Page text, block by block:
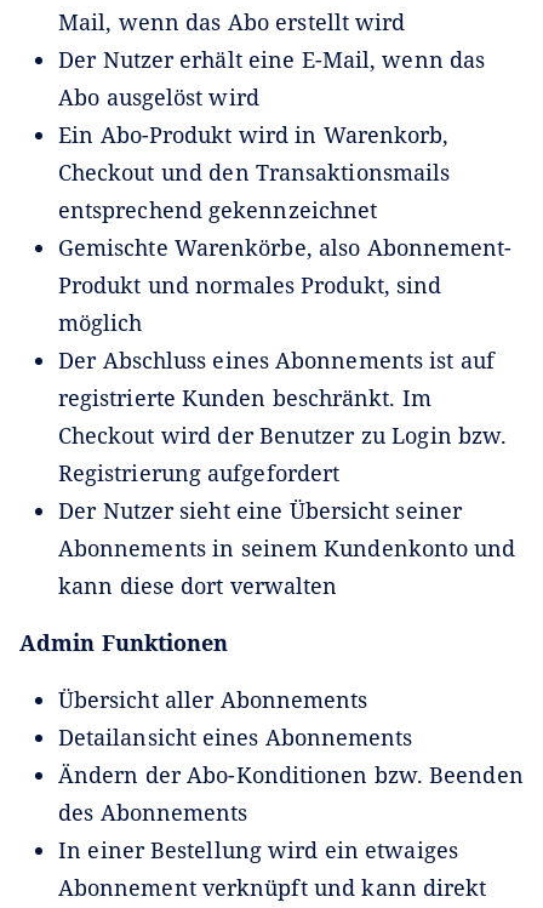
Mail, wenn das Abo erstellt wird
Der Nutzer erhält eine E-Mail, wenn das
Abo ausgelöst wird
Ein Abo-Produkt wird in Warenkorb,
Checkout und den Transaktionsmails
entsprechend gekennzeichnet
Gemischte Warenkörbe, also Abonnement-
Produkt und normales Produkt, sind
möglich
Der Abschluss eines Abonnements ist auf
registrierte Kunden beschränkt. Im
Checkout wird der Benutzer zu Login bzw.
Registrierung aufgefordert
Der Nutzer sieht eine Übersicht seiner
Abonnements in seinem Kundenkonto und
kann diese dort verwalten
Admin Funktionen
Übersicht aller Abonnements
Detailansicht eines Abonnements
Ändern der Abo-Konditionen bzw. Beenden
des Abonnements
In einer Bestellung wird ein etwaiges
Abonnement verknüpft und kann direkt